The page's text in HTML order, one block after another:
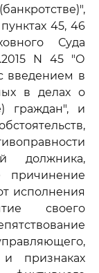
45, 46
Суда
N 45 "О
введением в
в делах о
граждан", и
должника,
причинение
исполнения
своего
и признаках